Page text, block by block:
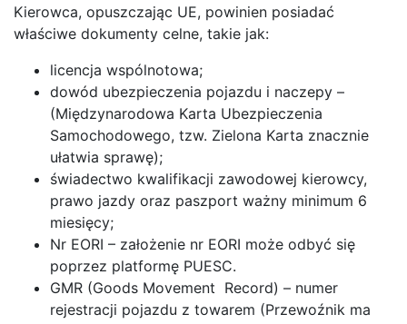
Kierowca, opuszczając UE, powinien posiadać
właściwe dokumenty celne, takie jak:
licencja wspólnotowa;
dowód ubezpieczenia pojazdu i naczepy –
(Międzynarodowa Karta Ubezpieczenia
Samochodowego, tzw. Zielona Karta znacznie
ułatwia sprawę);
świadectwo kwalifikacji zawodowej kierowcy,
prawo jazdy oraz paszport ważny minimum 6
miesięcy;
Nr EORI – założenie nr EORI może odbyć się
poprzez platformę PUESC.
GMR (Goods Movement Record) – numer
rejestracji pojazdu z towarem (Przewoźnik ma